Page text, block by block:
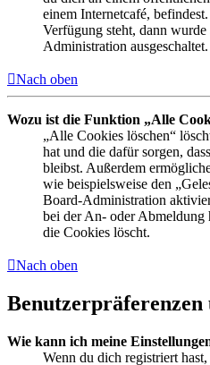
einem Internetcafé,
Verfügung steht, dann
Administration ausgeschaltet.
Nach oben
Wozu ist die Funktion „Alle
„Alle Cookies löschen“
hat und die dafür sorgen,
bleibst. Außerdem
wie beispielsweise den
Board-Administration
bei der An- oder Abmeldung
die Cookies löscht.
Nach oben
Benutzerpräferenzen
Wie kann ich meine
Wenn du dich registriert